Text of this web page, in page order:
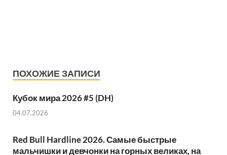
ПОХОЖИЕ ЗАПИСИ
Кубок мира 2026 #5 (DH)
04.07.2026
Red Bull Hardline 2026. Самые быстрые
мальчишки и девчонки на горных великах, на